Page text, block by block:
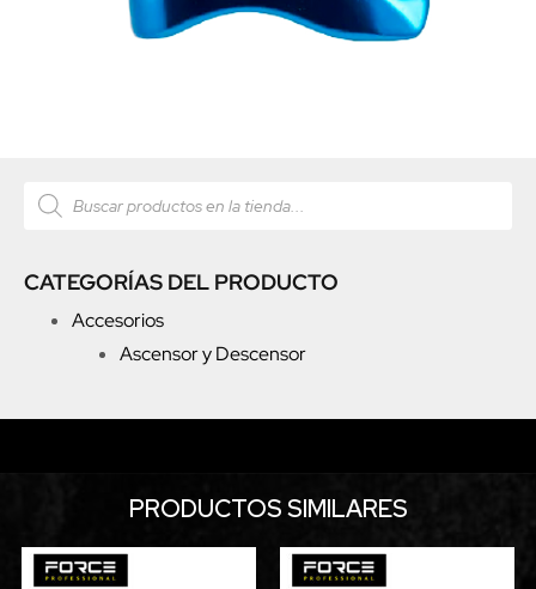
CATEGORÍAS DEL PRODUCTO
Accesorios
Ascensor y Descensor
PRODUCTOS SIMILARES